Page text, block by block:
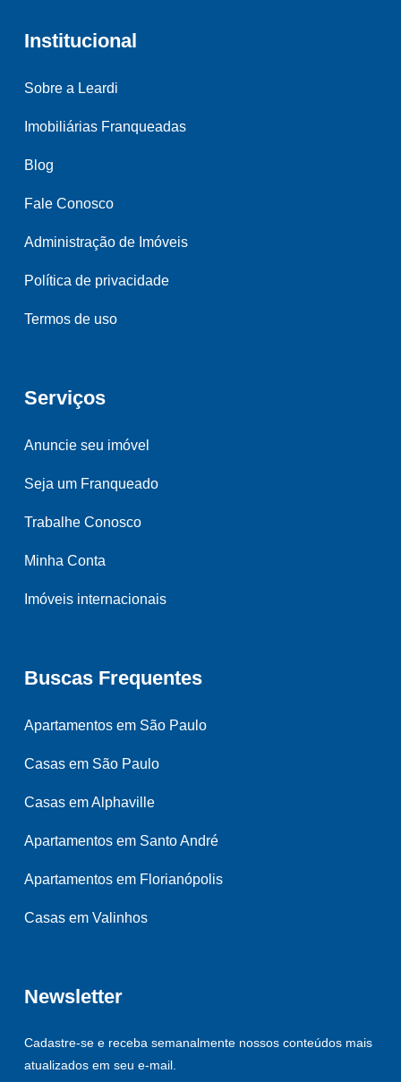
Institucional
Sobre a Leardi
Imobiliárias Franqueadas
Blog
Fale Conosco
Administração de Imóveis
Política de privacidade
Termos de uso
Serviços
Anuncie seu imóvel
Seja um Franqueado
Trabalhe Conosco
Minha Conta
Imóveis internacionais
Buscas Frequentes
Apartamentos em São Paulo
Casas em São Paulo
Casas em Alphaville
Apartamentos em Santo André
Apartamentos em Florianópolis
Casas em Valinhos
Newsletter
Cadastre-se e receba semanalmente nossos conteúdos mais
atualizados em seu e-mail.